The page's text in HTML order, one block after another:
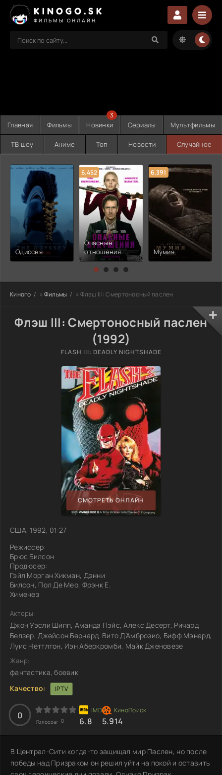
KINOGO.SK
ФИЛЬМЫ ОНЛАЙН
Главная Фильмы Новинки
3
Сериалы Мультфильмы
ТВ шоу Аниме Топ Новости Случайное
Одиссея
6.452
Опасные
отношения
6.391
Мумия
Киного » Фильмы » Флэш III: Смертоносный паслен
Флэш III: Смертоносный паслен
(1992)
FLASH III: DEADLY NIGHTSHADE
СМОТРЕТЬ ОНЛАЙН
США, 1992, 01:27
Режиссер:
Брюс Билсон
Продюсер:
Гэйл Морган Хикман, Дэнни
Билсон, Пол Де Мео, Фрэнк Е.
Хименез
Актеры:
Джон Уэсли Шипп, Аманда Пэйс, Алекс Десерт, Ричард
Белзер, Джейсон Бернард, Вито Д’Амброзио, Бифф Мэнард,
Луис Неттлтон, Иэн Аберкромби, Майк Дженовезе
Жанр:
фантастика, боевик
Качество:
IPTV
0
Голосов: 0 6.8 5.914
В Централ-Сити когда-то защищал мир Паслен, но после
победы над Призраком он решил уйти на покой и оставить